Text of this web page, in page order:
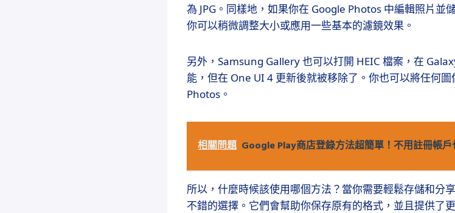
為 JPG。同樣地，如果你在 Google Photos 中編輯照片並
你可以稍微調整大小或應用一些基本的濾鏡效果。
另外，Samsung Gallery 也可以打開 HEIC 檔案，在
能，但在 One UI 4 更新後就被移除了。你也可以將任何
Photos。
相關問題 Google Play商店登錄方法超簡單！不用註冊帳戶
所以，什麼時候該使用哪個方法？當你需要輕鬆存儲和分
不錯的選擇。它們會幫助你保存原有的格式，並且提供了